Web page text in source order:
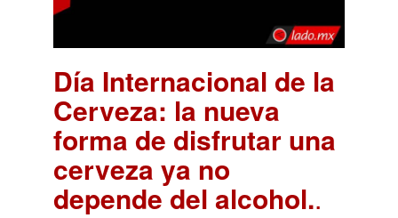
Día Internacional de la
Cerveza: la nueva
forma de disfrutar una
cerveza ya no
depende del alcohol..